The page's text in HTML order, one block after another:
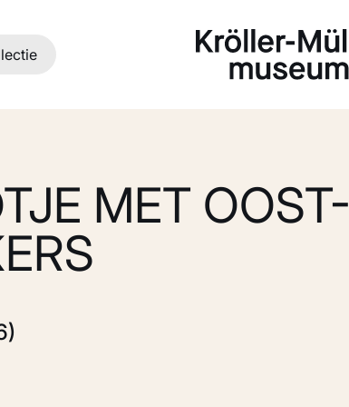
MET OOST-